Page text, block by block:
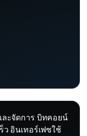
ละจัดการ บิทคอยน์
ว อินเทอร์เฟซใช้